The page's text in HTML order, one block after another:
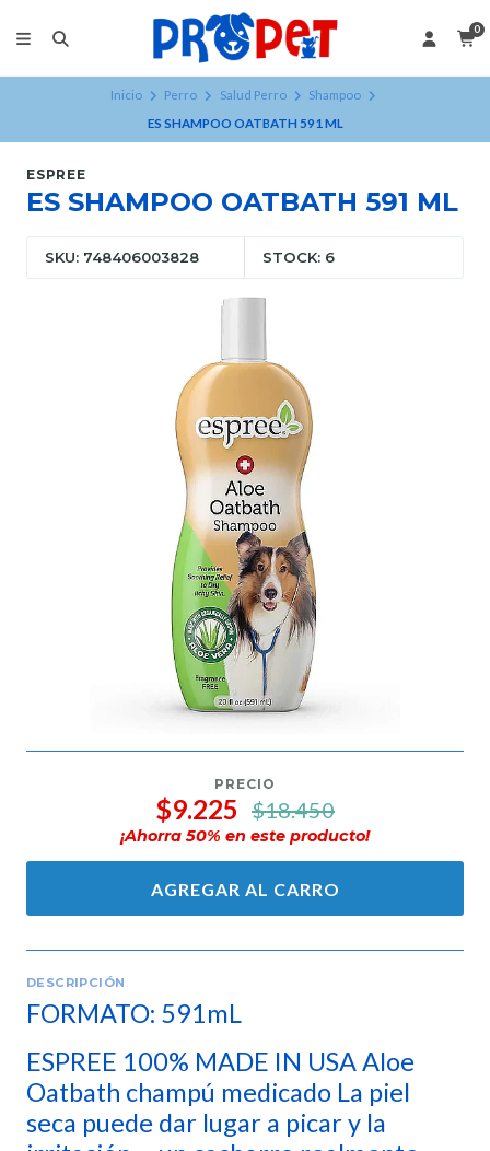
0
Inicio Perro Salud Perro
Shampoo
ES SHAMPOO OATBATH 591 ML
ESPREE
ES SHAMPOO OATBATH 591 ML
SKU: 748406003828 STOCK: 6
PRECIO
$9.225 $18.450
¡Ahorra50% en este producto!
AGREGAR AL CARRO
DESCRIPCIÓN
FORMATO: 591mL
ESPREE 100% MADE IN USA Aloe
Oatbath champú medicado La piel
seca puede dar lugar a picar y la